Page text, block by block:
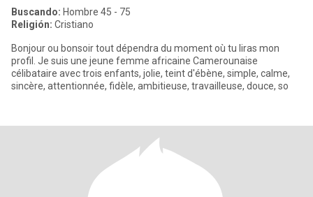
Buscando: Hombre 45 - 75
Religión: Cristiano
Bonjour ou bonsoir tout dépendra du moment où tu liras mon
profil. Je suis une jeune femme africaine Camerounaise
célibataire avec trois enfants, jolie, teint d'ébène, simple, calme,
sincère, attentionnée, fidèle, ambitieuse, travailleuse, douce, so